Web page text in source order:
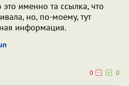
это именно та ссылка, что
но, по-моему, тут
информация.
0
0